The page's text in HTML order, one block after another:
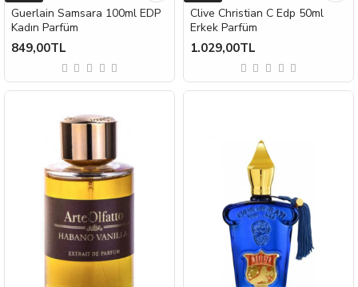
Guerlain Samsara 100ml EDP
Kadın Parfüm
849,00TL
Clive Christian C Edp 50ml
Erkek Parfüm
1.029,00TL